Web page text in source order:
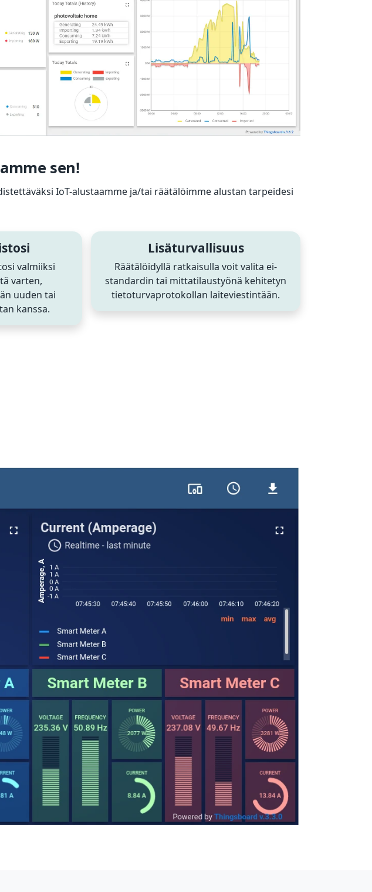
sen!
IoT-alustaamme ja/tai räätälöimme alustan tarpeidesi
valmiiksi
varten,
uuden tai
kanssa.
Lisäturvallisuus
Räätälöidyllä ratkaisulla voit valita ei-
standardin tai mittatilaustyönä kehitetyn
tietoturvaprotokollan laiteviestintään.